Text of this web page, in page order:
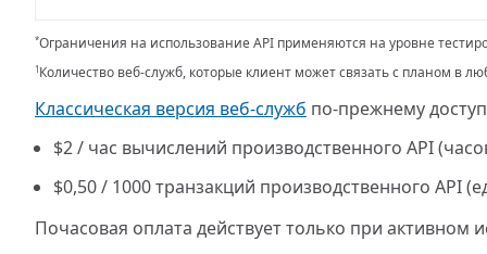
*Ограничения на использование API применяются на уровне
1 Количество веб-служб, которые клиент может связать с планом в
Классическая версия веб-служб по-прежнему
$2/ час вычислений производственного API
$0,50/ 1000 транзакций производственного API
Почасовая оплата действует только при